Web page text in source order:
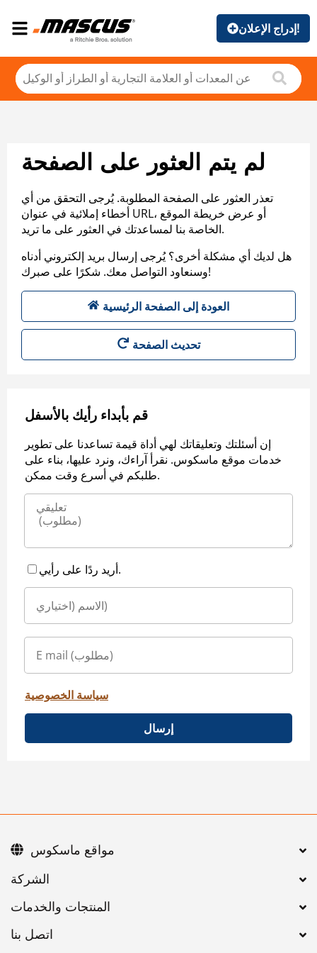
إدراج الإعلان!
لم يتم العثور على الصفحة
تعذر العثور على الصفحة المطلوبة. يُرجى التحقق من أي
أخطاء إملائية في عنوان URL، أو عرض خريطة الموقع
الخاصة بنا لمساعدتك في العثور على ما تريد.
هل لديك أي مشكلة أخرى؟ يُرجى إرسال بريد إلكتروني أدناه
وسنعاود التواصل معك. شكرًا على صبرك!
العودة إلى الصفحة الرئيسية
تحديث الصفحة
قم بأبداء رأيك بالأسفل
إن أسئلتك وتعليقاتك لهي أداة قيمة تساعدنا على تطوير
خدمات موقع ماسكوس. نقرأ آراءك، ونرد عليها، بناء على
طلبكم في أسرع وقت ممكن.
أريد ردًا على رأيي.
سياسة الخصوصية
إرسال
اتصل بنا
مواقع ماسكوس